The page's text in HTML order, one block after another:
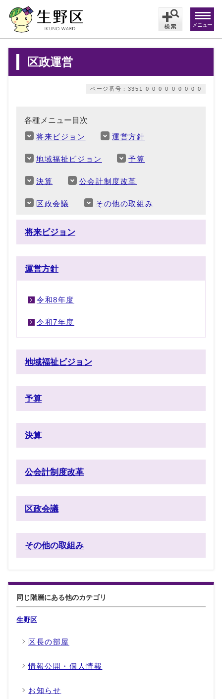
メニュー
区政運営
ページ番号：3351-0-0-0-0-0-0-0-0-0
各種メニュー目次
将来ビジョン 運営方針
地域福祉ビジョン 予算
決算 公会計制度改革
区政会議 その他の取組み
将来ビジョン
運営方針
令和8年度
令和7年度
地域福祉ビジョン
予算
決算
公会計制度改革
区政会議
その他の取組み
同じ階層にある他のカテゴリ
生野区
区長の部屋
情報公開・個人情報
お知らせ